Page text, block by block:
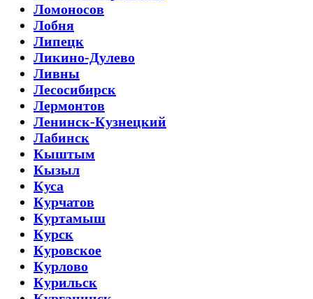
Ломоносов
Лобня
Липецк
Ликино-Дулево
Ливны
Лесосибирск
Лермонтов
Ленинск-Кузнецкий
Лабинск
Кыштым
Кызыл
Куса
Курчатов
Куртамыш
Курск
Куровское
Курлово
Курильск